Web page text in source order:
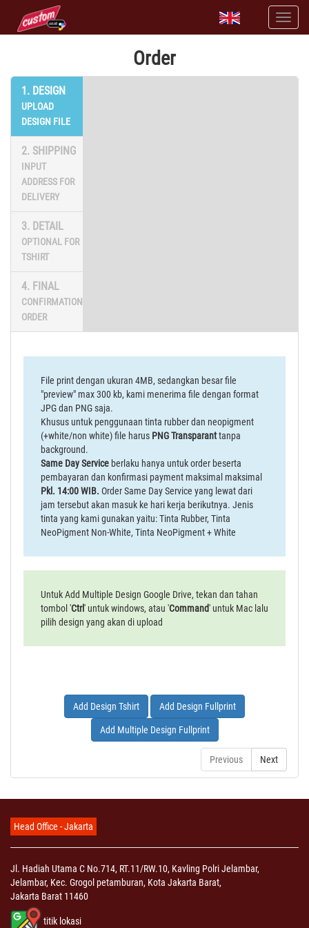
Order
1. DESIGN
UPLOAD
DESIGN FILE
2. SHIPPING
INPUT
ADDRESS FOR
DELIVERY
3. DETAIL
OPTIONAL FOR
TSHIRT
4. FINAL
CONFIRMATION
ORDER
File print dengan ukuran 4MB, sedangkan besar file
"preview" max 300 kb, kami menerima file dengan format
JPG dan PNG saja.
Khusus untuk penggunaan tinta rubber dan neopigment
(+white/non white) file harus PNG Transparanttanpa
background.
Same Day Service berlaku hanya untuk order beserta
pembayaran dan konfirmasi payment maksimal maksimal
Pkl. 14:00 WIB. Order Same Day Service yang lewat dari
jam tersebut akan masuk ke hari kerja berikutnya. Jenis
tinta yang kami gunakan yaitu: Tinta Rubber, Tinta
NeoPigment Non-White, Tinta NeoPigment + White
Untuk Add Multiple Design Google Drive, tekan dan tahan
tombol 'Ctrl' untuk windows, atau 'Command' untuk Mac lalu
pilih design yang akan di upload
Add Design Tshirt Add Design Fullprint
Add Multiple Design Fullprint
Previous Next
Head Office - Jakarta
Jl. Hadiah Utama C No.714, RT.11/RW.10, Kavling Polri Jelambar,
Jelambar, Kec. Grogol petamburan, Kota Jakarta Barat,
Jakarta Barat 11460
titik lokasi